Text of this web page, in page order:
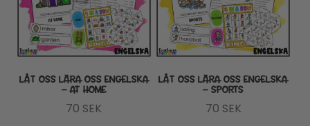
LÅT OSS LÄRA OSS ENGELSKA
– AT HOME
70 SEK
LÅT OSS LÄRA OSS ENGELSKA
– SPORTS
70 SEK